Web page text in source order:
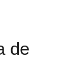
de